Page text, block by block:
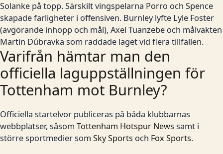
Solanke på topp. Särskilt vingspelarna Porro och Spence
skapade farligheter i offensiven. Burnley lyfte Lyle Foster
(avgörande inhopp och mål), Axel Tuanzebe och målvakten
Martin Dúbravka som räddade laget vid flera tillfällen.
Varifrån hämtar man den
officiella laguppställningen för
Tottenham mot Burnley?
Officiella startelvor publiceras på båda klubbarnas
webbplatser, såsom Tottenham Hotspur News samt i
större sportmedier som Sky Sports och Fox Sports.